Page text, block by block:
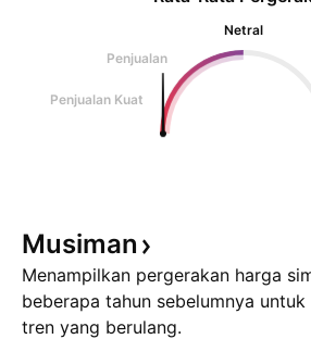
Netral
Penjualan
Penjualan Kuat
Musiman
Menampilkan pergerakan harga
beberapa tahun sebelumnya
tren yang berulang.